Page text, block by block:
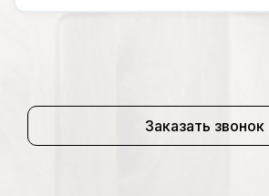
Заказать звонок